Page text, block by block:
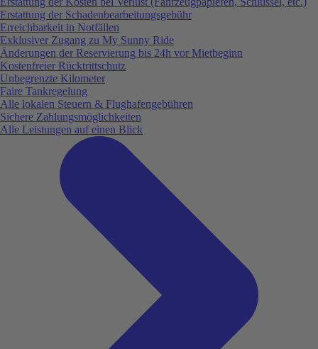
Erstattung der Schadenbearbeitungsgebühr
Erreichbarkeit in Notfällen
Exklusiver Zugang zu My Sunny Ride
Änderungen der Reservierung bis 24h vor Mietbeginn
Kostenfreier Rücktrittschutz
Unbegrenzte Kilometer
Faire Tankregelung
Alle lokalen Steuern & Flughafengebühren
Sichere Zahlungsmöglichkeiten
Alle Leistungen auf einen Blick